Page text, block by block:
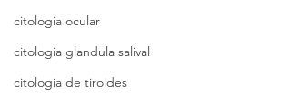
citologia ocular
citologia glandula salival
citologia de tiroides